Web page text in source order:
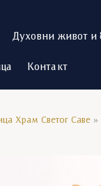
Духовни живот и
Контакт
Храм Светог Саве »